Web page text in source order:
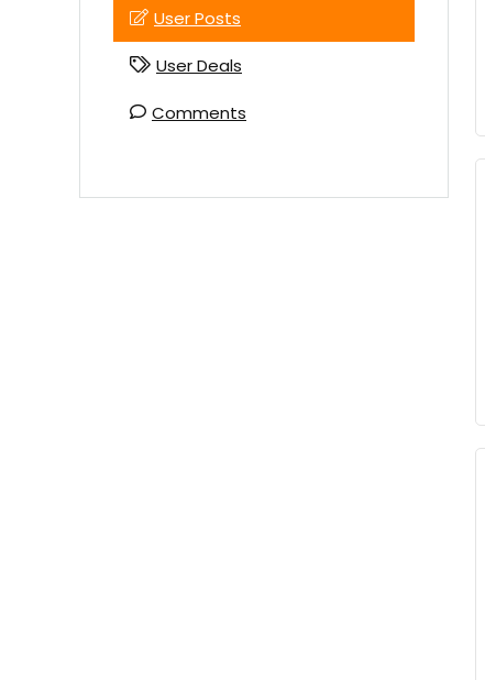
User Posts
User Deals
Comments